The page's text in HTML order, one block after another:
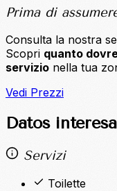
Prima di
Consulta la nostra
Scopri quanto
servizio nella tua
Vedi Prezzi
Datos
Servizi
Toilette